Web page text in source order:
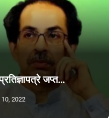
जप्त…
10, 2022